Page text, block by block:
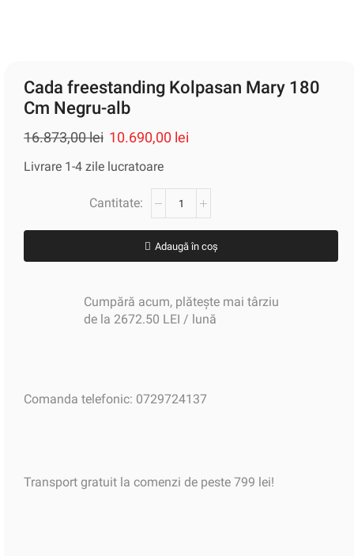
Cada freestanding Kolpasan Mary 180
Cm Negru-alb
16.873,00lei 10.690,00 lei
Livrare 1-4 zile lucratoare
Adaugă în coș
Cumpără acum, plătește mai târziu
de la 2672.50 LEI / lună
Comanda telefonic: 0729724137
Transport gratuit la comenzi de peste 799 lei!